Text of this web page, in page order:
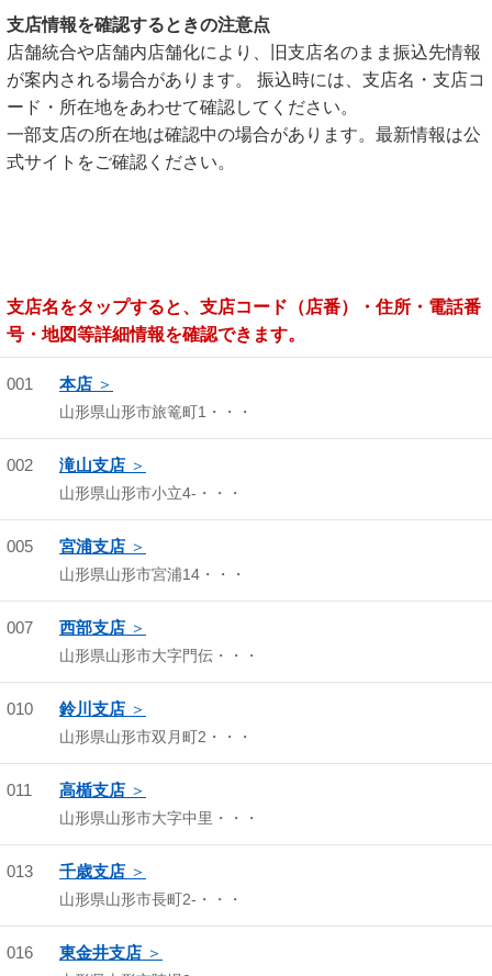
支店情報を確認するときの注意点
店舗統合や店舗内店舗化により、旧支店名のまま振込先情報
が案内される場合があります。 振込時には、支店名・支店コ
ード・所在地をあわせて確認してください。
一部支店の所在地は確認中の場合があります。最新情報は公
式サイトをご確認ください。
支店名をタップすると、支店コード（店番）・住所・電話番
号・地図等詳細情報を確認できます。
001 本店
山形県山形市旅篭町1・・・
002 滝山支店
山形県山形市小立4-・・・
005 宮浦支店
山形県山形市宮浦14・・・
007 西部支店
山形県山形市大字門伝・・・
010 鈴川支店
山形県山形市双月町2・・・
011 高楯支店
山形県山形市大字中里・・・
013 千歳支店
山形県山形市長町2-・・・
016 東金井支店